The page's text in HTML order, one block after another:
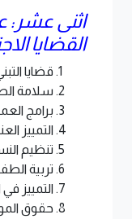
اثنى عشر:
القضايا
قضايا
سلامة
برامج
التمييز
تنظيم
تربية
التمييز في
حقوق